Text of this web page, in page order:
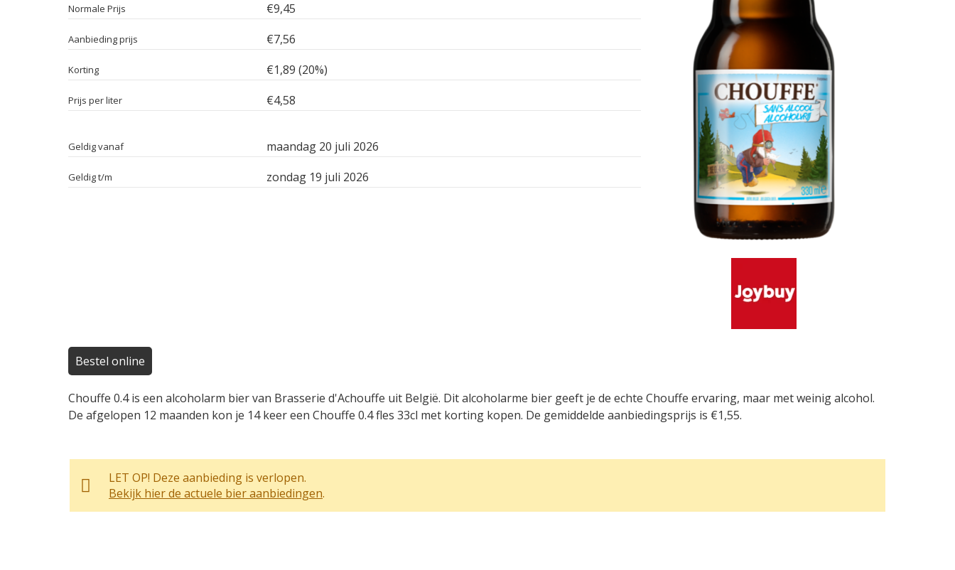
Normale Prijs €9,45
Aanbieding prijs €7,56
Korting €1,89 (20%)
Prijs per liter €4,58
Geldig vanaf maandag 20 juli 2026
Geldig t/m zondag 19 juli 2026
Bestel online
Chouffe 0.4 is een alcoholarm bier van Brasserie d'Achouffe uit België. Dit alcoholarme bier geeft je de echte Chouffe ervaring, maar met weinig alcohol.
De afgelopen 12 maanden kon je 14 keer een Chouffe 0.4 fles 33cl met korting kopen. De gemiddelde aanbiedingsprijs is €1,55.
LET OP! Deze aanbieding is verlopen.
Bekijk hier de actuele bier aanbiedingen.